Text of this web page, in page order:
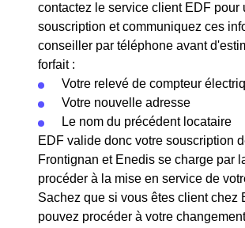
contactez le service client EDF pour
souscription et communiquez ces
conseiller par téléphone avant
forfait :
Votre relevé de compteur
Votre nouvelle adresse
Le nom du précédent locataire
EDF valide donc votre souscription
Frontignan et Enedis se charge par
procéder à la mise en service de
Sachez que si vous êtes client chez
pouvez procéder à votre